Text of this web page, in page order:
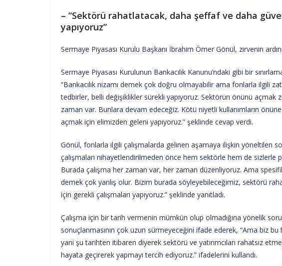
– “Sektörü rahatlatacak, daha şeffaf ve daha
yapıyoruz”
Sermaye Piyasası Kurulu Başkanı İbrahim Ömer Gönül, zirvenin
Sermaye Piyasası Kurulunun Bankacılık Kanunu’ndaki gibi bir
“Bankacılık nizamı demek çok doğru olmayabilir ama fonlarla ilgili
tedbirler, belli değişiklikler sürekli yapıyoruz. Sektörün önünü açmak
zaman var. Bunlara devam edeceğiz. Kötü niyetli kullanımların
açmak için elimizden geleni yapıyoruz.” şeklinde cevap verdi.
Gönül, fonlarla ilgili çalışmalarda gelinen aşamaya ilişkin yöneltilen
çalışmaları nihayetlendirilmeden önce hem sektörle hem de sizlerle
Burada çalışma her zaman var, her zaman düzenliyoruz. Ama
demek çok yanlış olur. Bizim burada söyleyebileceğimiz, sektörü
için gerekli çalışmaları yapıyoruz.” şeklinde yanıtladı.
Çalışma için bir tarih vermenin mümkün olup olmadığına yönelik
sonuçlanmasının çok uzun sürmeyeceğini ifade ederek, “Ama biz
yani şu tarihten itibaren diyerek sektörü ve yatırımcıları rahatsız
hayata geçirerek yapmayı tercih ediyoruz.” ifadelerini kullandı.